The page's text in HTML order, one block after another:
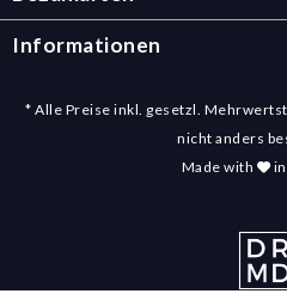
Informationen
* Alle Preise inkl. gesetzl.
nicht anders
Made with